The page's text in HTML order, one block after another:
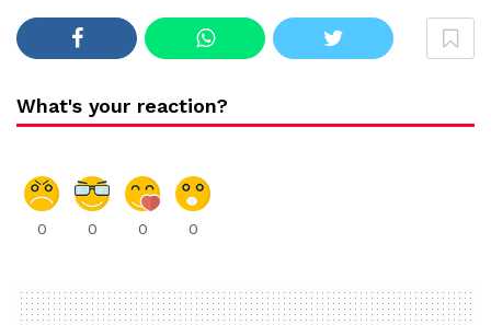
What's your reaction?
0 0 0 0